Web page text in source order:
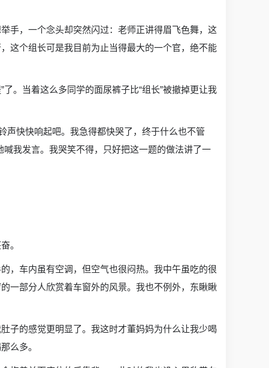
手，一个念头却突然闪过：老师正讲得眉飞色舞，这
这个组长可是我目前为止当得最大的一个官，绝不能
。当着这么多同学的面尿裤子比“组长”被撤掉更让我
声快快响起吧。我急得都快哭了，终于什么也不管
喊我发言。我哭笑不得，只好把这一题的做法讲了一
。
，车内虽有空调，但空气也很闷热。我中午虽吃的很
一部分人欣赏着车窗外的风景。我也不例外，东瞅瞅
子的感觉更明显了。我这时才董妈妈为什么让我少喝
么多。